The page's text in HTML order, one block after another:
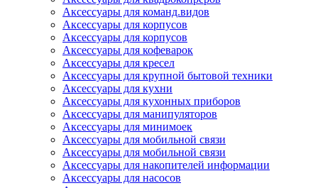
Аксессуары для команд.видов
Аксессуары для корпусов
Аксессуары для корпусов
Аксессуары для кофеварок
Аксессуары для кресел
Аксессуары для крупной бытовой техники
Аксессуары для кухни
Аксессуары для кухонных приборов
Аксессуары для манипуляторов
Аксессуары для минимоек
Аксессуары для мобильной связи
Аксессуары для мобильной связи
Аксессуары для накопителей информации
Аксессуары для насосов